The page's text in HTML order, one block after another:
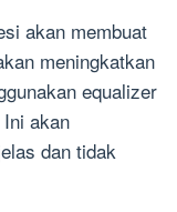
akan membuat
meningkatkan
equalizer
akan
dan tidak